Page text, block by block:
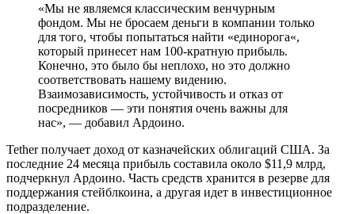
«Мы не являемся классическим венчурным
фондом. Мы не бросаем деньги в компании только
для того, чтобы попытаться найти «единорога«,
который принесет нам 100-кратную прибыль.
Конечно, это было бы неплохо, но это должно
соответствовать нашему видению.
Взаимозависимость, устойчивость и отказ от
посредников — эти понятия очень важны для
нас», — добавил Ардоино.
Tether получает доход от казначейских облигаций США. За
последние 24 месяца прибыль составила около $11,9 млрд,
подчеркнул Ардоино. Часть средств хранится в резерве для
поддержания стейблкоина, а другая идет в инвестиционное
подразделение.